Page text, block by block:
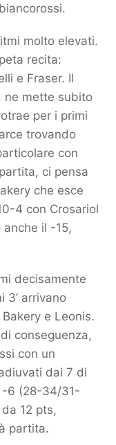
molto elevati.
recita:
e Fraser. Il
ne mette subito
per i primi
trovando
con
ci pensa
che esce
4 con Crosariol
il -15,
decisamente
3’ arrivano
e Leonis.
conseguenza,
con un
dai 7 di
-6 (28-34/31-
12 pts,
partita.